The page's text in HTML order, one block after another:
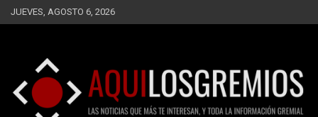
Saltar
al
JUEVES, AGOSTO 6, 2026